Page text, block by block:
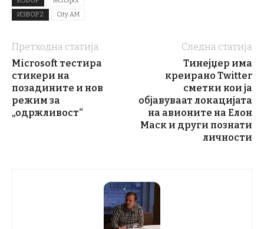
ИЗВОР 2
City AM
Претходна статија
Microsoft тестира
стикери на
позадините и нов
режим за
„одржливост“
Следна статија
Тинејџер има
креирано Twitter
сметки кои ја
објавуваат локацијата
на авионите на Елон
Маск и други познати
личности